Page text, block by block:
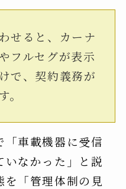
せると、カーナ
フルセグが表示
で、契約義務が
「車載機器に受信
いなかった」と説
を「管理体制の見